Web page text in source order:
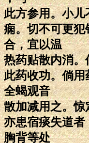
此方参用。小
痫。切不可更
合，宜以温
热药贴散内消
此药收功。倘
全蝎观音
散加减用之。
亦患宿痰失道
胸背等处